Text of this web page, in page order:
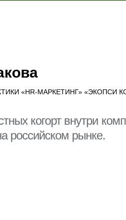
Гости спортивно-музыкального
фестиваля «Достигая цели!»
познакомились с Корпоративным
университетом РЖД
«HR-МАРКЕТИНГ» «ЭКОПСИ
когорт внутри
российском рынке.